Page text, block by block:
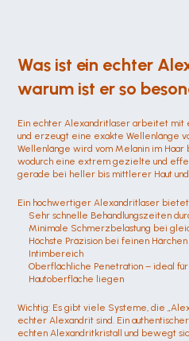
Was ist ein echter
warum ist er so
Ein echter Alexandritlaser arbeitet mit
und erzeugt eine exakte Wellenlänge
Wellenlänge wird vom Melanin im Haar
wodurch eine extrem gezielte und
gerade bei heller bis mittlerer Haut
Ein hochwertiger Alexandritlaser
Sehr schnelle Behandlungszeiten
Minimale Schmerzbelastung bei
Höchste Präzision bei feinen Härchen
Intimbereich
Oberflächliche Penetration – ideal
Hautoberfläche liegen
Wichtig: Es gibt viele Systeme, die
echter Alexandrit sind. Ein
echten Alexandritkristall und bewegt